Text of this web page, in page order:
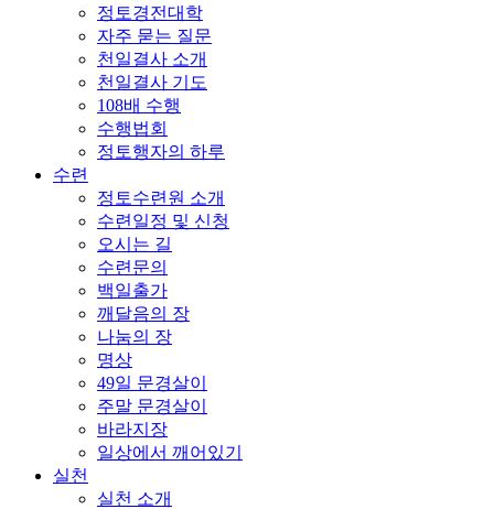
정토경전대학
자주 묻는 질문
천일결사 소개
천일결사 기도
108배 수행
수행법회
정토행자의 하루
수련
정토수련원 소개
수련일정 및 신청
오시는 길
수련문의
백일출가
깨달음의 장
나눔의 장
명상
49일 문경살이
주말 문경살이
바라지장
일상에서 깨어있기
실천
실천 소개